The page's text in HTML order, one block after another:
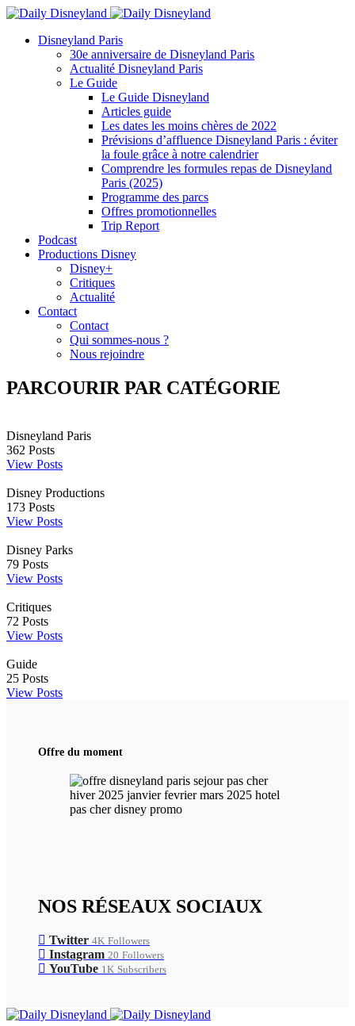
Disneyland Paris
30e anniversaire de Disneyland Paris
Actualité Disneyland Paris
Le Guide
Le Guide Disneyland
Articles guide
Les dates les moins chères de 2022
Prévisions d’affluence Disneyland Paris : éviter
la foule grâce à notre calendrier
Comprendre les formules repas de Disneyland
Paris (2025)
Programme des parcs
Offres promotionnelles
Trip Report
Podcast
Productions Disney
Disney+
Critiques
Actualité
Contact
Contact
Qui sommes-nous ?
Nous rejoindre
PARCOURIR PAR CATÉGORIE
Disneyland Paris
362 Posts
View Posts
Disney Productions
173 Posts
View Posts
Disney Parks
79 Posts
View Posts
Critiques
72 Posts
View Posts
Guide
25 Posts
View Posts
Offre du moment
NOS RÉSEAUX SOCIAUX
Twitter 4K Followers
Instagram 20 Followers
YouTube 1K Subscribers